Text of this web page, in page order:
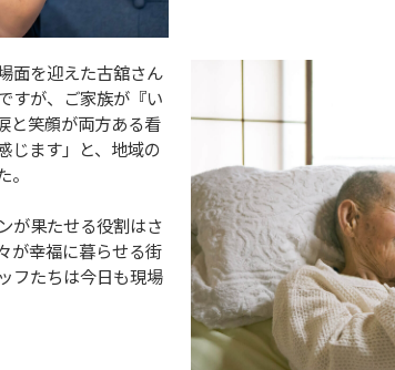
面を迎えた古舘さん
すが、ご家族が『い
と笑顔が両方ある看
じます」と、地域の
が果たせる役割はさ
が幸福に暮らせる街
フたちは今日も現場